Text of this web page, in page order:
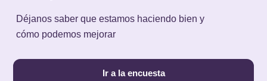
Déjanos saber que estamos haciendo bien y
cómo podemos mejorar
Ir a la encuesta